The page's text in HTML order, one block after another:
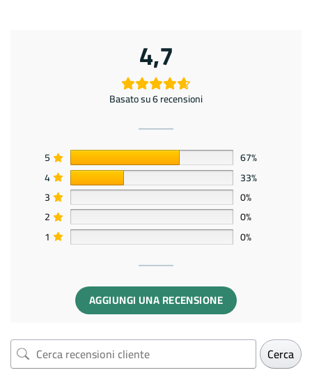
4,7
Basato su 6 recensioni
5
67%
4
33%
3
0%
2
0%
1
0%
AGGIUNGI UNA RECENSIONE
Cerca